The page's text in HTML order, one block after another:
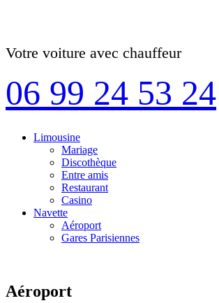
Votre voiture avec chauffeur
06 99 24 53 24
Limousine
Mariage
Discothèque
Entre amis
Restaurant
Casino
Navette
Aéroport
Gares Parisiennes
Aéroport